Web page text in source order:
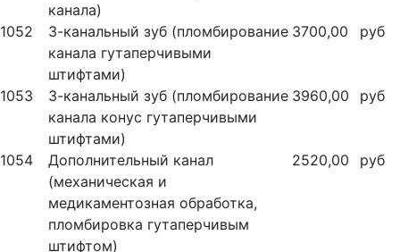
канала)
1052
3-канальный зуб (пломбирование
канала гутаперчивыми
штифтами)
3700,00 руб
1053
3-канальный зуб (пломбирование
канала конус гутаперчивыми
штифтами)
3960,00 руб
1054
Дополнительный канал
(механическая и
медикаментозная обработка,
пломбировка гутаперчивым
штифтом)
2520,00 руб